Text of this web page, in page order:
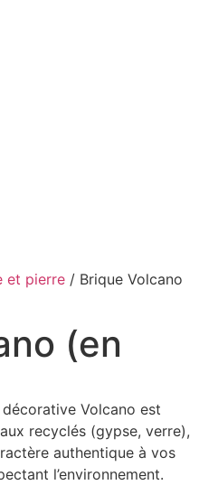
et pierre / Brique Volcano
(en
Volcano est
recyclés (gypse, verre),
authentique à vos
l’environnement.